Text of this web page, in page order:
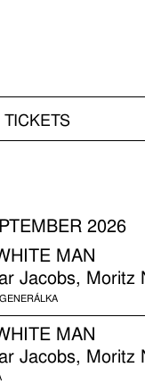
TICKETS
2026
MAN
Jacobs, Moritz
MAN
Jacobs, Moritz